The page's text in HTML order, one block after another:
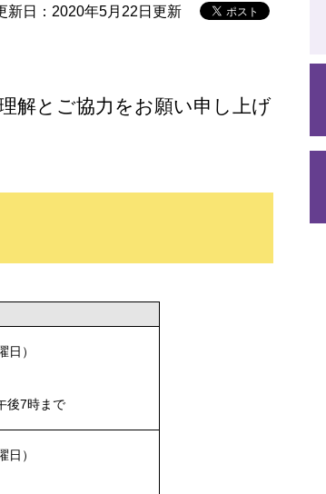
新日：2020年5月22日更新
解とご協力をお願い申し上げ
日）
後7時まで
日）